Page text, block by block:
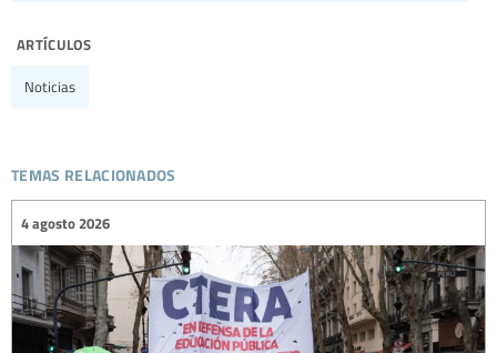
artículos
Noticias
temas relacionados
4 agosto 2026